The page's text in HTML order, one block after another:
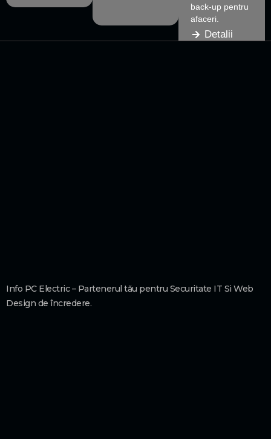
back-up pentru
afaceri.
Detalii
Info PC Electric – Partenerul tău pentru Securitate IT Si Web
Design de încredere.